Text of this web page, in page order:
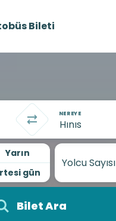
Bileti
NEREYE
Yarın
gün
Yolcu Sayısı
Bilet Ara